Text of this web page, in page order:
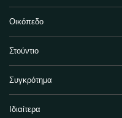
Οικόπεδο
Στούντιο
Συγκρότημα
Ιδιαίτερα